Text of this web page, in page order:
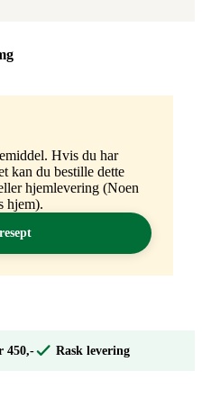
Hvis du har
kan du bestille dette
hjemlevering (Noen
hjem).
450,- Rask levering